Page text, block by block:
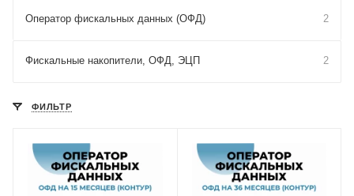
Оператор фискальных данных (ОФД) 2
Фискальные накопители, ОФД, ЭЦП 2
ФИЛЬТР